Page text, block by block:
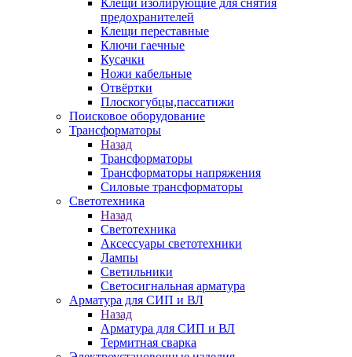
Клещи изолирующие для снятия
предохранителей
Клещи переставные
Ключи гаечные
Кусачки
Ножи кабельные
Отвёртки
Плоскогубцы,пассатижи
Поисковое оборудование
Трансформаторы
Назад
Трансформаторы
Трансформаторы напряжения
Силовые трансформаторы
Светотехника
Назад
Светотехника
Аксессуары светотехники
Лампы
Светильники
Светосигнальная арматура
Арматура для СИП и ВЛ
Назад
Арматура для СИП и ВЛ
Термитная сварка